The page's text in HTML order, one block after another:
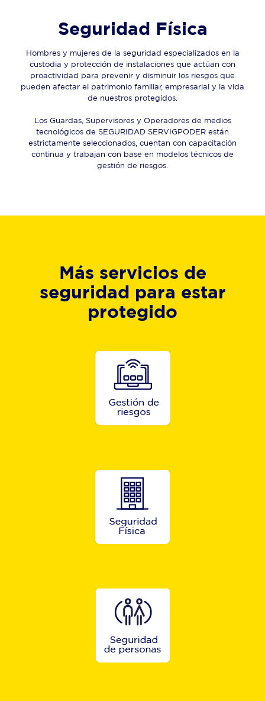
Seguridad Física
Hombres y mujeres de la seguridad especializados en la
custodia y protección de instalaciones que actúan con
proactividad para prevenir y disminuir los riesgos que
pueden afectar el patrimonio familiar, empresarial y la vida
de nuestros protegidos.
Los Guardas, Supervisores y Operadores de medios
tecnológicos de SEGURIDAD SERVIGPODER están
estrictamente seleccionados, cuentan con capacitación
continua y trabajan con base en modelos técnicos de
gestión de riesgos.
Más servicios de
seguridad para estar
protegido